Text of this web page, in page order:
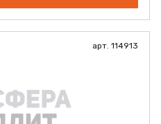
арт. 114913